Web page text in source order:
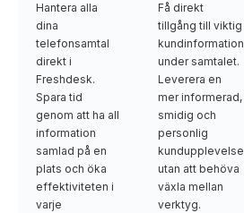
Hantera alla
dina
telefonsamtal
direkt i
Freshdesk.
Spara tid
genom att ha all
information
samlad på en
plats och öka
effektiviteten i
varje
Få direkt
tillgång till viktig
kundinformation
under samtalet.
Leverera en
mer informerad,
smidig och
personlig
kundupplevelse
utan att behöva
växla mellan
verktyg.